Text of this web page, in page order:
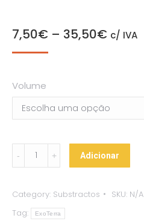
7,50€ – 35,50€ c/ IVA
Volume
Jungle
Earth
ExoTerra
quantity
Adicionar
Category: Substractos SKU: N/A
Tag:
ExoTerra